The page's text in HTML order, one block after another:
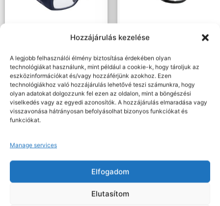
Hozzájárulás kezelése
A legjobb felhasználói élmény biztosítása érdekében olyan
technológiákat használunk, mint például a cookie-k, hogy tároljuk az
eszközinformációkat és/vagy hozzáférjünk azokhoz. Ezen
technológiákhoz való hozzájárulás lehetővé teszi számunkra, hogy
olyan adatokat dolgozzunk fel ezen az oldalon, mint a böngészési
viselkedés vagy az egyedi azonosítók. A hozzájárulás elmaradása vagy
visszavonása hátrányosan befolyásolhat bizonyos funkciókat és
funkciókat.
Manage services
Elfogadom
Elutasítom
Védőszemüvegek
Serval dioptriás víztiszta
védőszemüveg +2,5
Kosárba teszem
Védőszemüvegek
TECHNILUX – VÍZTISZTA
PÁRAM. SZEMÜVEG
SZÁRRAL+GUMIPÁNT
Kosárba teszem